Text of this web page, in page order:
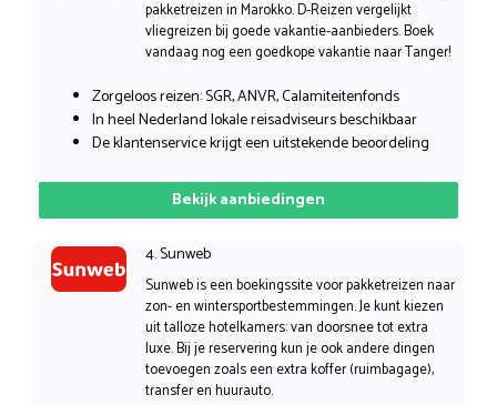
pakketreizen in Marokko. D-Reizen vergelijkt
vliegreizen bij goede vakantie-aanbieders. Boek
vandaag nog een goedkope vakantie naar Tanger!
Zorgeloos reizen: SGR, ANVR, Calamiteitenfonds
In heel Nederland lokale reisadviseurs beschikbaar
De klantenservice krijgt een uitstekende beoordeling
Bekijk aanbiedingen
4. Sunweb
Sunweb is een boekingssite voor pakketreizen naar
zon- en wintersportbestemmingen. Je kunt kiezen
uit talloze hotelkamers: van doorsnee tot extra
luxe. Bij je reservering kun je ook andere dingen
toevoegen zoals een extra koffer (ruimbagage),
transfer en huurauto.